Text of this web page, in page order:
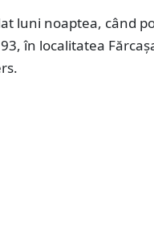
luni noaptea, când
în localitatea